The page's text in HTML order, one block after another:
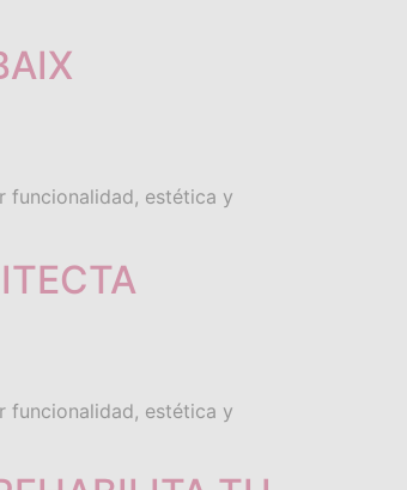
funcionalidad, estética y
funcionalidad, estética y